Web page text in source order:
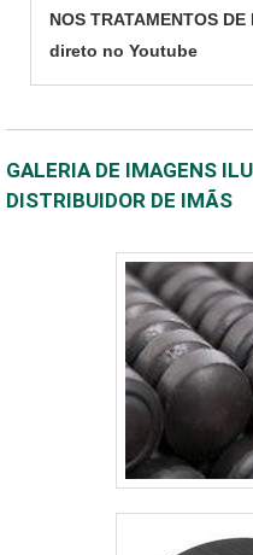
NOS TRATAMENTOS
direto no Youtube
GALERIA DE IMAGENS
DISTRIBUIDOR DE IMÃS